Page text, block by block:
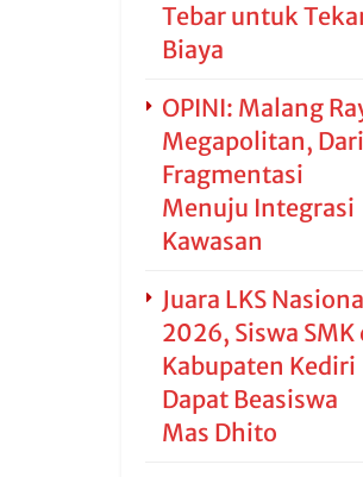
Tebar untuk
Biaya
OPINI: Malang
Megapolitan, Dari
Fragmentasi
Menuju Integrasi
Kawasan
Juara LKS
2026, Siswa SMK
Kabupaten Kediri
Dapat Beasiswa
Mas Dhito